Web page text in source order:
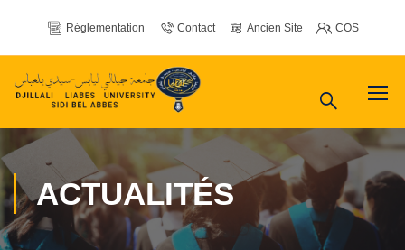
Réglementation Contact Ancien Site COS
ACTUALITÉS